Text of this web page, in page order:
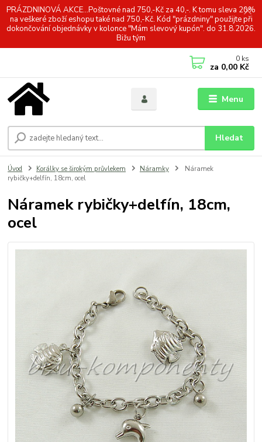
PRÁZDNINOVÁ AKCE...Poštovné nad 750,-Kč za 40,-. K tomu sleva 20%
na veškeré zboží eshopu také nad 750,-Kč. Kód "prázdniny" použijte při
dokončování objednávky v kolonce "Mám slevový kupón". do 31.8.2026.
Bižu tým
Menu
Hledat
0 ks
za 0,00 Kč
Úvod Korálky se širokým průvlekem Náramky
Náramek
rybičky+delfín, 18cm, ocel
Náramek rybičky+delfín, 18cm,
ocel